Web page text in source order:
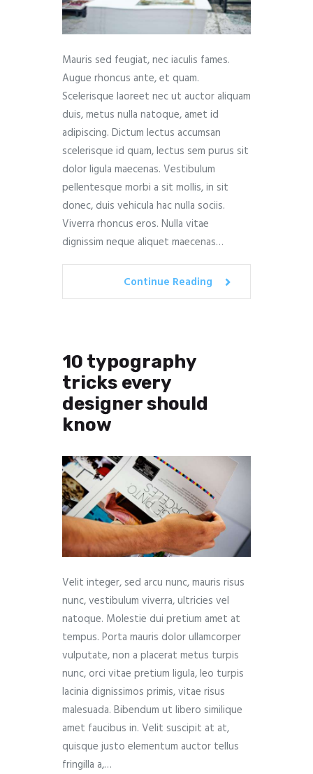
Mauris sed feugiat, nec iaculis fames.
Augue rhoncus ante, et quam.
Scelerisque laoreet nec ut auctor aliquam
duis, metus nulla natoque, amet id
adipiscing. Dictum lectus accumsan
scelerisque id quam, lectus sem purus sit
dolor ligula maecenas. Vestibulum
pellentesque morbi a sit mollis, in sit
donec, duis vehicula hac nulla sociis.
Viverra rhoncus eros. Nulla vitae
dignissim neque aliquet maecenas…
Continue Reading
10 typography
tricks every
designer should
know
Velit integer, sed arcu nunc, mauris risus
nunc, vestibulum viverra, ultricies vel
natoque. Molestie dui pretium amet at
tempus. Porta mauris dolor ullamcorper
vulputate, non a placerat metus turpis
nunc, orci vitae pretium ligula, leo turpis
lacinia dignissimos primis, vitae risus
malesuada. Bibendum ut libero similique
amet faucibus in. Velit suscipit at at,
quisque justo elementum auctor tellus
fringilla a,…